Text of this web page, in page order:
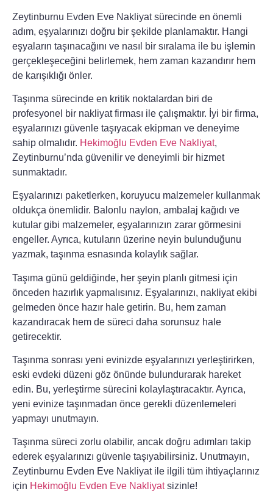
Zeytinburnu Evden Eve Nakliyatsürecinde en önemli
adım, eşyalarınızı doğru bir şekilde planlamaktır. Hangi
eşyaların taşınacağını ve nasıl bir sıralama ile bu işlemin
gerçekleşeceğini belirlemek, hem zaman kazandırır hem
de karışıklığı önler.
Taşınma sürecinde en kritik noktalardan biri de
profesyonel bir nakliyat firması ile çalışmaktır. İyi bir firma,
eşyalarınızı güvenle taşıyacak ekipman ve deneyime
sahip olmalıdır. Hekimoğlu Evden Eve Nakliyat,
Zeytinburnu’nda güvenilir ve deneyimli bir hizmet
sunmaktadır.
Eşyalarınızı paketlerken, koruyucu malzemeler kullanmak
oldukça önemlidir. Balonlu naylon, ambalaj kağıdı ve
kutular gibi malzemeler, eşyalarınızın zarar görmesini
engeller. Ayrıca, kutuların üzerine neyin bulunduğunu
yazmak, taşınma esnasında kolaylık sağlar.
Taşıma günü geldiğinde, her şeyin planlı gitmesi için
önceden hazırlık yapmalısınız. Eşyalarınızı, nakliyat ekibi
gelmeden önce hazır hale getirin. Bu, hem zaman
kazandıracak hem de süreci daha sorunsuz hale
getirecektir.
Taşınma sonrası yeni evinizde eşyalarınızı yerleştirirken,
eski evdeki düzeni göz önünde bulundurarak hareket
edin. Bu, yerleştirme sürecini kolaylaştıracaktır. Ayrıca,
yeni evinize taşınmadan önce gerekli düzenlemeleri
yapmayı unutmayın.
Taşınma süreci zorlu olabilir, ancak doğru adımları takip
ederek eşyalarınızı güvenle taşıyabilirsiniz. Unutmayın,
Zeytinburnu Evden Eve Nakliyatile ilgili tüm ihtiyaçlarınız
için Hekimoğlu Evden Eve Nakliyatsizinle!